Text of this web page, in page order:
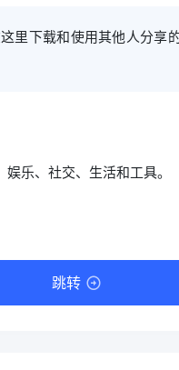
里下载和使用其他人分享
乐、社交、生活和工具。
跳转